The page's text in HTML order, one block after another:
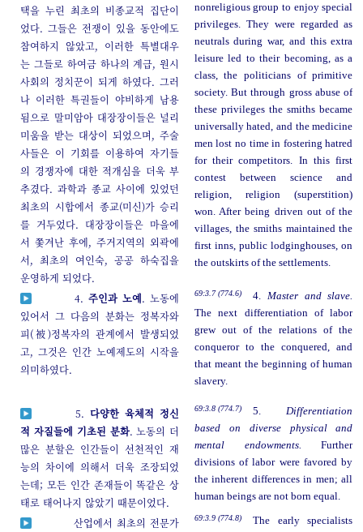
택을 누린 최초의 비종교적 집단이
었다. 그들은 전쟁이 있을 동안에도
참여하지 않았고, 이러한 특별대우
는 그들로 하여금 하나의 계급, 원시
사회의 정치꾼이 되게 하였다. 그러
나 이러한 특권들이 야비하게 남용
됨으로 말미암아 대장장이들은 널리
미움을 받는 대상이 되었으며, 주술
사들은 이 기회를 이용하여 자기들
의 경쟁자에 대한 적개심을 더욱 부
추겼다. 과학과 종교 사이에 있었던
최초의 시합에서 종교(미신)가 승리
를 거두었다. 대장장이들은 마을에
서 쫓겨난 후에, 주거지역의 외곽에
서, 최초의 여인숙, 공공 하숙집을
운영하게 되었다.
nonreligious group to enjoy special
privileges. They were regarded as
neutrals during war, and this extra
leisure led to their becoming, as a
class, the politicians of primitive
society. But through gross abuse of
these privileges the smiths became
universally hated, and the medicine
men lost no time in fostering hatred
for their competitors. In this first
contest between science and
religion, religion (superstition)
won. After being driven out of the
villages, the smiths maintained the
first inns, public lodginghouses, on
the outskirts of the settlements.
4.주인과 노예. 노동에
있어서 그 다음의 분화는 정복자와
피(被)정복자의 관계에서 발생되었
고, 그것은 인간 노예제도의 시작을
의미하였다.
69:3.7 (774.6) 4. Master and slave.
The next differentiation of labor
grew out of the relations of the
conqueror to the conquered, and
that meant the beginning of human
slavery.
5.다양한 육체적 정신
적 자질들에 기초된 분화. 노동의 더
많은 분할은 인간들이 선천적인 재
능의 차이에 의해서 더욱 조장되었
는데; 모든 인간 존재들이 똑같은 상
태로 태어나지 않았기 때문이었다.
69:3.8 (774.7) 5.Differentiation
based on diverse physical and
mental endowments. Further
divisions of labor were favored by
the inherent differences in men; all
human beings are not born equal.
산업에서 최초의 전문가 69:3.9 (774.8)
The early specialists